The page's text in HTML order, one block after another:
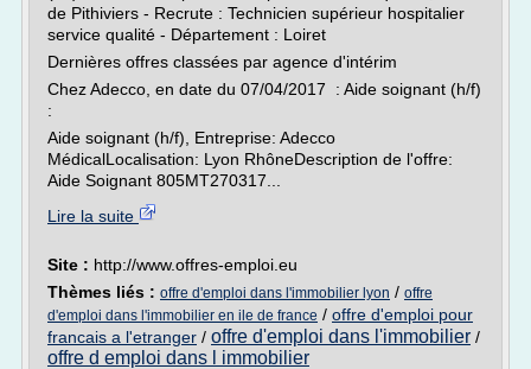
de Pithiviers - Recrute : Technicien supérieur hospitalier
service qualité - Département : Loiret
Dernières offres classées par agence d'intérim
Chez Adecco, en date du 07/04/2017 : Aide soignant (h/f)
:
Aide soignant (h/f), Entreprise: Adecco
MédicalLocalisation: Lyon RhôneDescription de l'offre:
Aide Soignant 805MT270317...
Lire la suite
Site : http://www.offres-emploi.eu
Thèmes liés : offre d'emploi dans l'immobilier lyon / offre
d'emploi dans l'immobilier en ile de france / offre d'emploi pour
francais a l'etranger / offre d'emploi dans l'immobilier /
offre d emploi dans l immobilier